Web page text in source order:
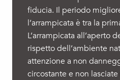
fiducia. Il periodo
l’arrampicata è tra la
L’arrampicata all’aperto
rispetto dell’ambiente
attenzione a non
circostante e non